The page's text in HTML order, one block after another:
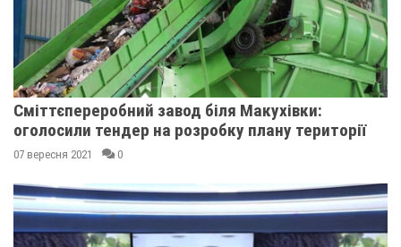
Сміттєпереробний завод біля Макухівки:
оголосили тендер на розробку плану території
07 вересня 2021 0